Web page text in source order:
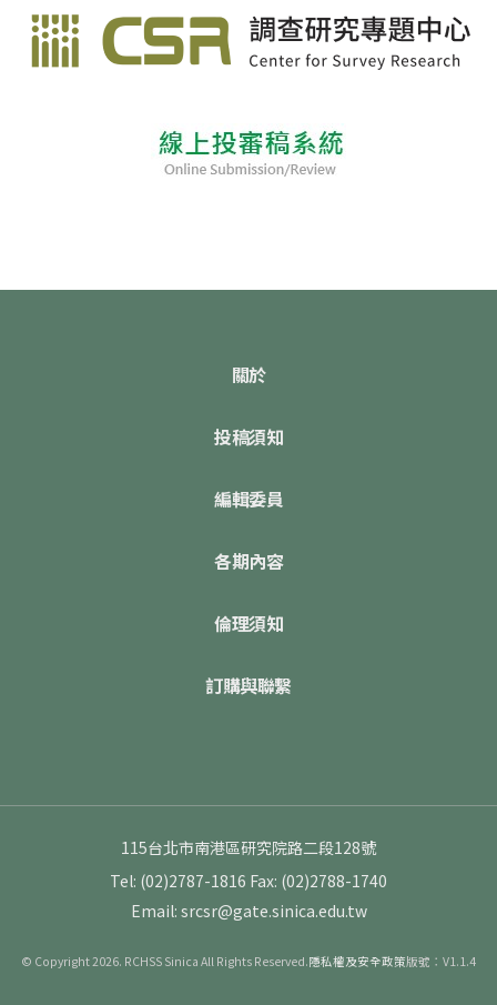
關於
投稿須知
編輯委員
各期內容
倫理須知
訂購與聯繫
115台北市南港區研究院路二段128號
Tel: (02)2787-1816 Fax: (02)2788-1740
Email: srcsr@gate.sinica.edu.tw
© Copyright 2026. RCHSS Sinica All Rights Reserved.隱私權及安全政策版號：V1.1.4